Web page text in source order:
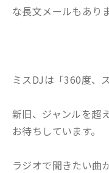
な長文メールもあり
ミスDJは「360度、
新旧、ジャンルを超
お待ちしています。
ラジオで聞きたい曲